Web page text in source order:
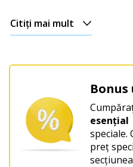
Citiți mai mult
Bonus
esențial
speciale.
preț